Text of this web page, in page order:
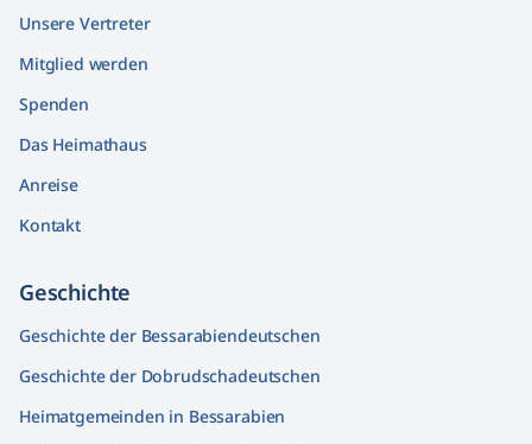
Unsere Vertreter
Mitglied werden
Spenden
Das Heimathaus
Anreise
Kontakt
Geschichte
Geschichte der Bessarabiendeutschen
Geschichte der Dobrudschadeutschen
Heimatgemeinden in Bessarabien